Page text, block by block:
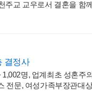
주교 교우로서 결혼을 함
결정사
명, 업계최초 성혼주
전문, 여성가족부장관대